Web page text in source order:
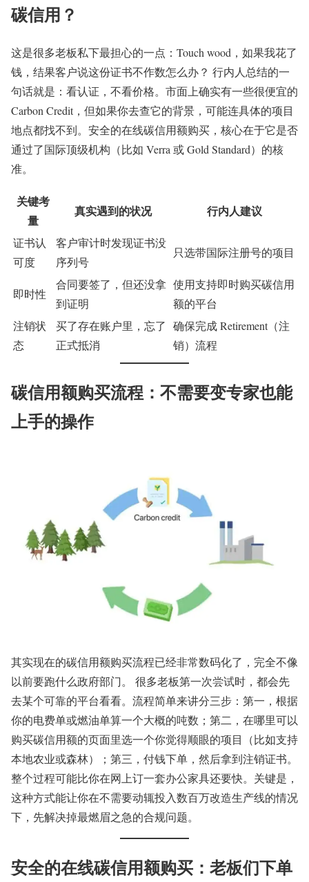
碳信用？
这是很多老板私下最担心的一点：Touch wood，如果我花了
钱，结果客户说这份证书不作数怎么办？ 行内人总结的一
句话就是：看认证，不看价格。市面上确实有一些很便宜的
Carbon Credit，但如果你去查它的背景，可能连具体的项目
地点都找不到。安全的在线碳信用额购买，核心在于它是否
通过了国际顶级机构（比如 Verra 或 Gold Standard）的核
准。
关键考
量
真实遇到的状况 行内人建议
证书认
可度
客户审计时发现证书没
序列号
只选带国际注册号的项目
即时性
合同要签了，但还没拿
到证明
使用支持即时购买碳信用
额的平台
注销状
态
买了存在账户里，忘了
正式抵消
确保完成 Retirement（注
销）流程
碳信用额购买流程：不需要变专家也能
上手的操作
其实现在的碳信用额购买流程已经非常数码化了，完全不像
以前要跑什么政府部门。 很多老板第一次尝试时，都会先
去某个可靠的平台看看。流程简单来讲分三步：第一，根据
你的电费单或燃油单算一个大概的吨数；第二，在哪里可以
购买碳信用额的页面里选一个你觉得顺眼的项目（比如支持
本地农业或森林）；第三，付钱下单，然后拿到注销证书。
整个过程可能比你在网上订一套办公家具还要快。关键是，
这种方式能让你在不需要动辄投入数百万改造生产线的情况
下，先解决掉最燃眉之急的合规问题。
安全的在线碳信用额购买：老板们下单